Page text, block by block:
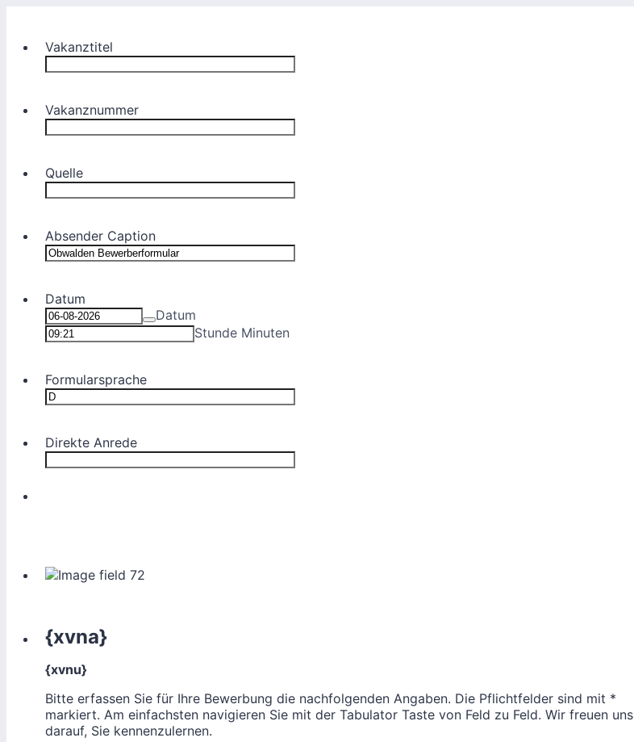
Vakanztitel
Vakanznummer
Quelle
Absender Caption
Datum
Datum
Stunde Minuten
Formularsprache
Direkte Anrede
{xvna}
{xvnu}
Bitte erfassen Sie für Ihre Bewerbung die nachfolgenden Angaben. Die Pflichtfelder sind mit *
markiert. Am einfachsten navigieren Sie mit der Tabulator Taste von Feld zu Feld. Wir freuen uns
darauf, Sie kennenzulernen.